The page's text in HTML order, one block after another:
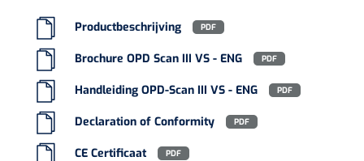
Productbeschrijving PDF
Brochure OPD Scan III VS - ENG PDF
Handleiding OPD-Scan III VS - ENG PDF
Declaration of Conformity PDF
CE Certificaat PDF